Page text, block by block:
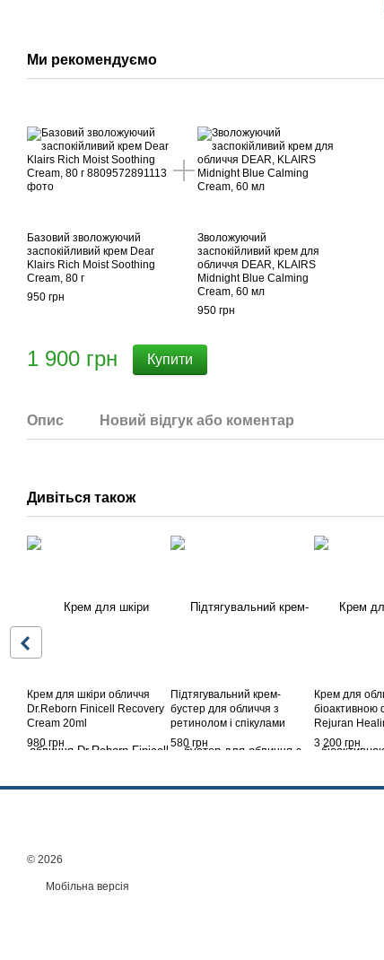
Ми рекомендуємо
Базовий зволожуючий
заспокійливий крем Dear
Klairs Rich Moist Soothing
Cream, 80 г
950 грн
Зволожуючий
заспокійливий крем для
обличчя DEAR, KLAIRS
Midnight Blue Calming
Cream, 60 мл
950 грн
1 900 грн Купити
Опис Новий відгук або коментар
Дивіться також
Крем для шкіри обличчя
Dr.Reborn Finicell Recovery
Cream 20ml
980 грн
Підтягувальний крем-
бустер для обличчя з
ретинолом і спікулами
Celimax The Vita-A Retinal
Shot Tightening Booster,
580 грн
Крем для
Rejuran
Activator
3 200 грн
© 2026
Мобільна версія